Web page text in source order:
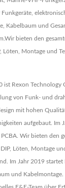
Kabelbaum und
bieten den
Löten, Montage und
ist Rexon Technology
von Funk- und
mit hohen
aufgebaut. Im
Wir bieten den
Löten, Montage
Im Jahr 2019 startet
und